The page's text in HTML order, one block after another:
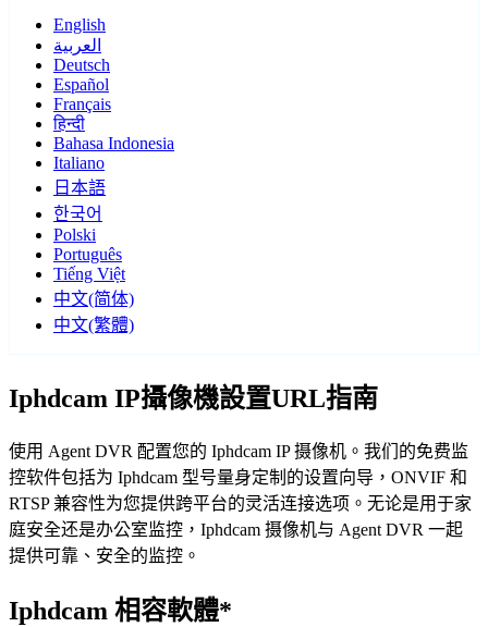
English
العربية
Deutsch
Español
Français
हिन्दी
Bahasa Indonesia
Italiano
日本語
한국어
Polski
Português
Tiếng Việt
中文(简体)
中文(繁體)
Iphdcam IP攝像機設置URL指南
使用 Agent DVR 配置您的 Iphdcam IP 摄像机。我们的免费监
控软件包括为 Iphdcam 型号量身定制的设置向导，ONVIF 和
RTSP 兼容性为您提供跨平台的灵活连接选项。无论是用于家
庭安全还是办公室监控，Iphdcam 摄像机与 Agent DVR 一起
提供可靠、安全的监控。
Iphdcam 相容軟體*